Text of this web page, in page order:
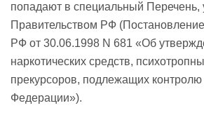
попадают в специальный Перечень,
Правительством РФ
РФ от 30.06.1998 N 681 «Об
наркотических средств,
прекурсоров, подлежащих контролю
Федерации»).